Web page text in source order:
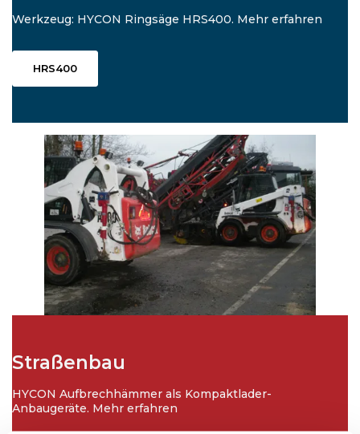
Werkzeug: HYCON Ringsäge HRS400. Mehr erfahren
HRS400
Straßenbau
HYCON Aufbrechhämmer als Kompaktlader-
Anbaugeräte. Mehr erfahren